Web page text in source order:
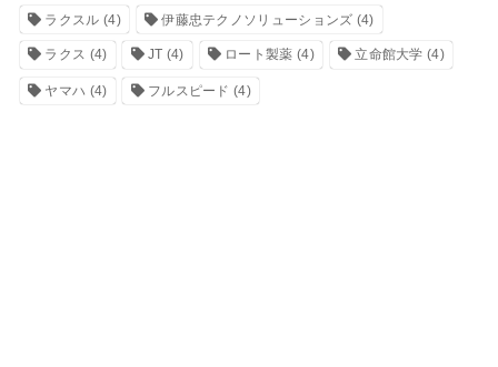
ラクスル (4) 伊藤忠テクノソリューションズ (4)
ラクス (4) JT (4) ロート製薬 (4) 立命館大学 (4)
ヤマハ (4) フルスピード (4)